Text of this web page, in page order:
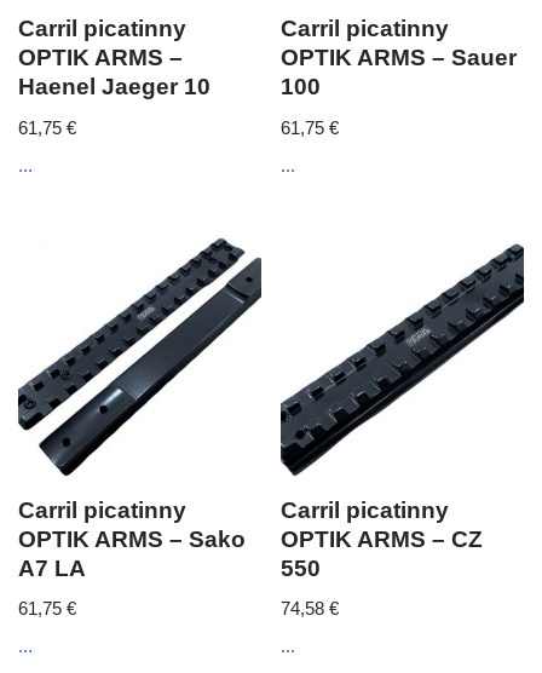
Carril picatinny
OPTIK ARMS –
Haenel Jaeger 10
61,75 €
...
Carril picatinny
OPTIK ARMS – Sauer
100
61,75€
...
Carril picatinny
OPTIK ARMS – Sako
A7 LA
61,75 €
...
Carril picatinny
OPTIK ARMS – CZ
550
74,58€
...